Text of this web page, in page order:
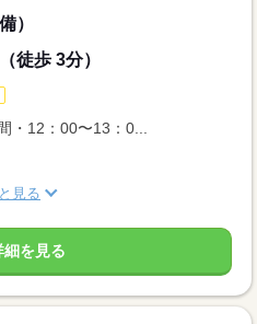
）
徒歩 3分）
・12：00〜13：0...
見る
細を見る